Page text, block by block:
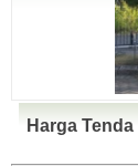
Harga